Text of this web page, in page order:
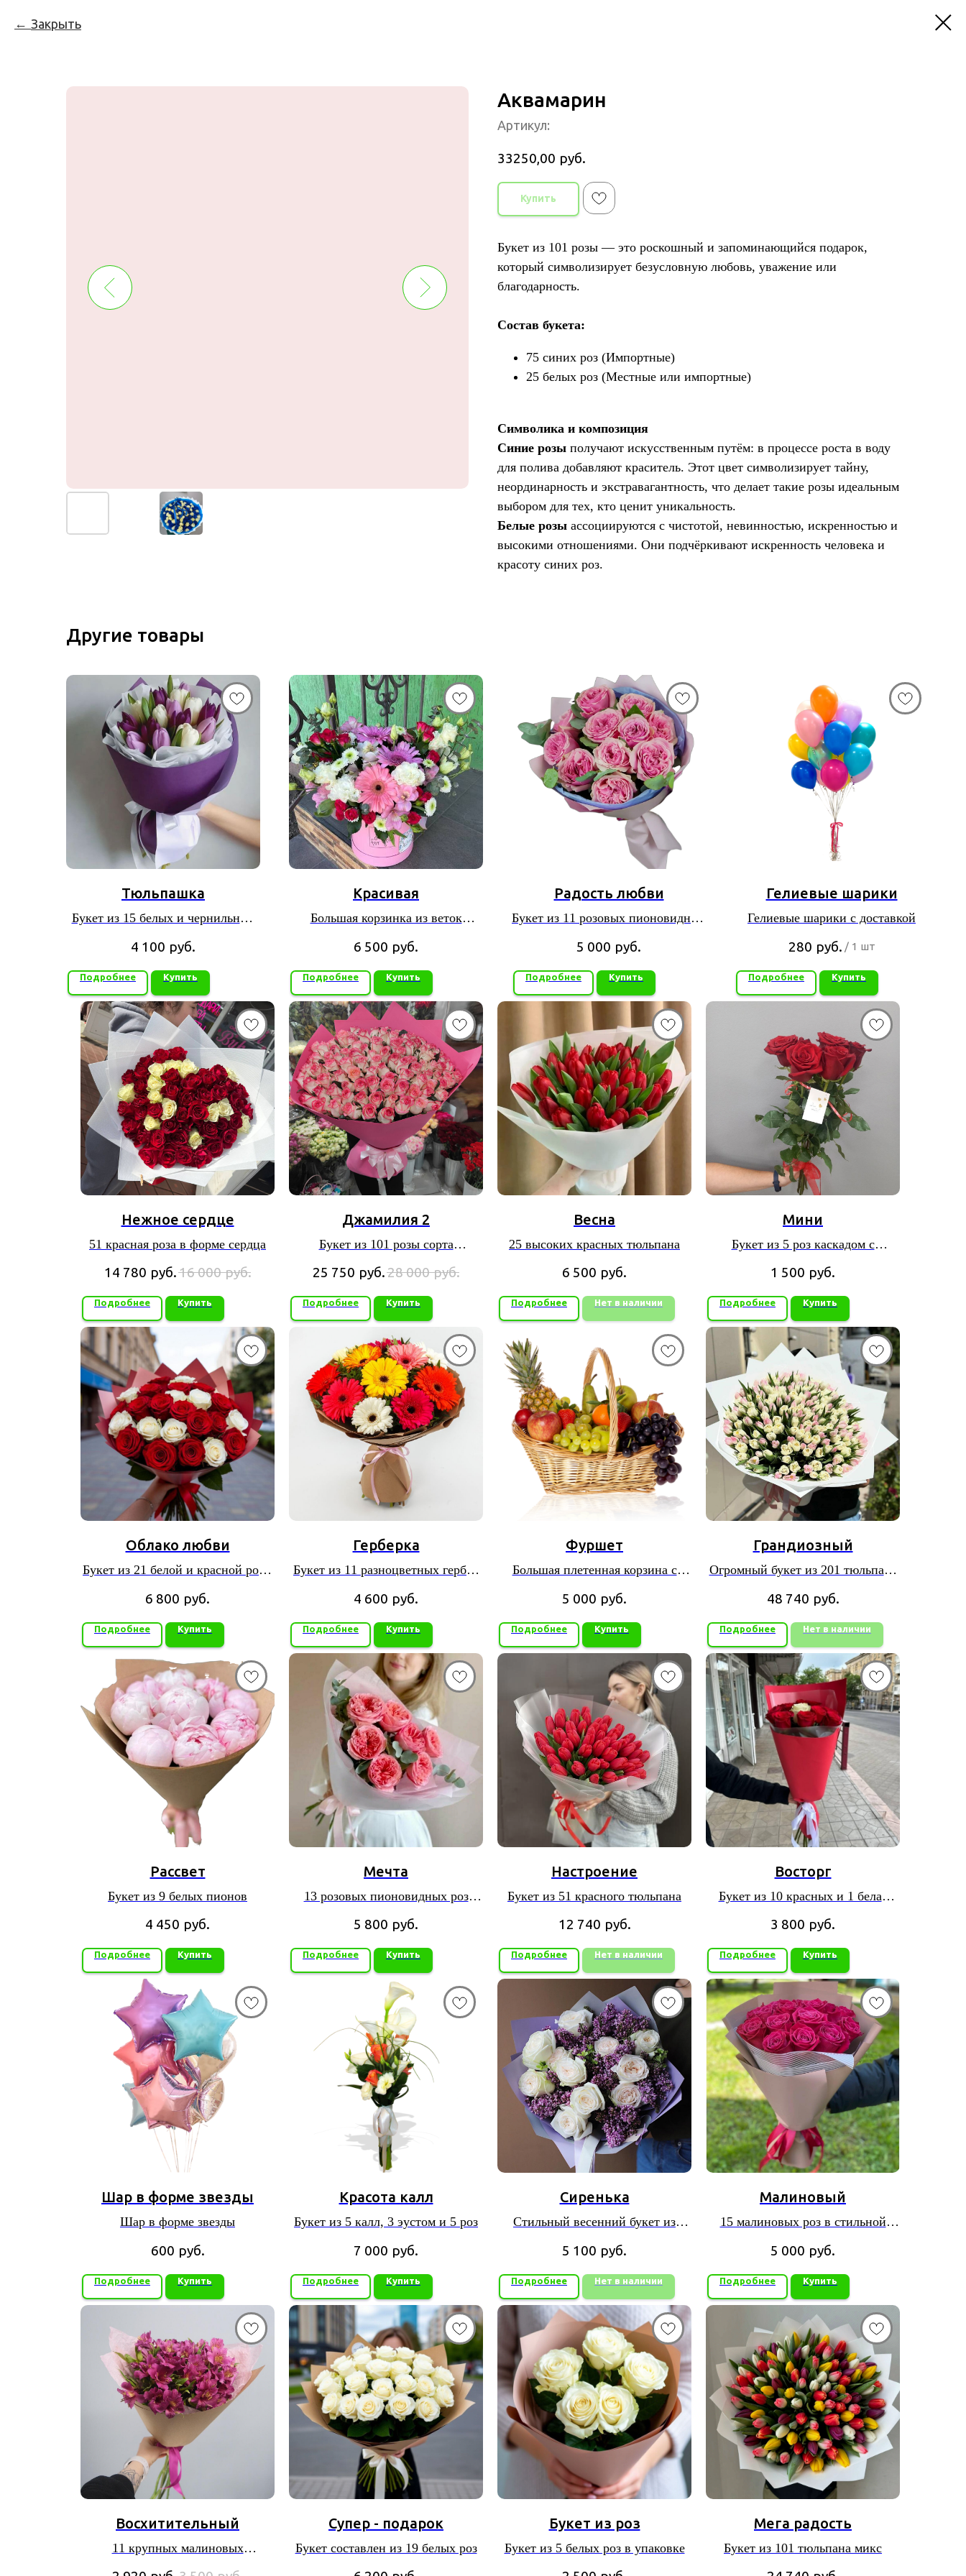
Закрыть
Аквамарин
Артикул:
33250,00 руб.
Купить
Букет из 101 розы — это роскошный и запоминающийся подарок,
который символизирует безусловную любовь, уважение или
благодарность.
Состав букета:
75 синих роз (Импортные)
25 белых роз (Местные или импортные)
Символика и композиция
Синие розы получают искусственным путём: в процессе роста в воду
для полива добавляют краситель. Этот цвет символизирует тайну,
неординарность и экстравагантность, что делает такие розы идеальным
выбором для тех, кто ценит уникальность.
Белые розы ассоциируются с чистотой, невинностью, искренностью и
высокими отношениями. Они подчёркивают искренность человека и
красоту синих роз.
Другие товары
Тюльпашка
Букет из 15 белых и чернильных
4 100 руб.
Подробнее Купить
Красивая
Большая корзинка из веток
ромашек и разных декоративных
элементов
6 500 руб.
Подробнее Купить
Радость любви
Букет из 11 розовых пионовидных
5 000 руб.
Подробнее Купить
Гелиевые шарики
Гелиевые шарики с доставкой
280 руб. / 1 шт
Подробнее Купить
Нежное сердце
51 красная роза в форме сердца
14 780 руб.16 000 руб.
Подробнее Купить
Джамилия 2
Букет из 101 розы сорта
"Джамилия" в белой упаковке
25 750 руб.28 000 руб.
Подробнее Купить
Весна
25 высоких красных тюльпана
6 500 руб.
Подробнее Нет в наличии
Мини
Букет из 5 роз каскадом с
листьями аспедистры
1 500 руб.
Подробнее Купить
Облако любви
Букет из 21 белой и красной розы
в красивой упаковке.
6 800 руб.
Подробнее Купить
Герберка
Букет из 11 разноцветных гербер
в красивой упаковке
4 600 руб.
Подробнее Купить
Фуршет
Большая плетенная корзина с
набором фруктов
5 000 руб.
Подробнее Купить
Грандиозный
Огромный букет из 201 тюльпана
в пышной упаковке
48 740 руб.
Подробнее Нет в наличии
Рассвет
Букет из 9 белых пионов
4 450 руб.
Подробнее Купить
Мечта
13 розовых пионовидных роз
сорта «Лондон Ай» в упаковке из
листов фоамирана
5 800 руб.
Подробнее Купить
Настроение
Букет из 51 красного тюльпана
12 740 руб.
Подробнее Нет в наличии
Восторг
Букет из 10 красных и 1 белая
роза в центре в красной упаковке
3 800 руб.
Подробнее Купить
Шар в форме звезды
Шар в форме звезды
600 руб.
Подробнее Купить
Красота калл
Букет из 5 калл, 3 эустом и 5 роз
7 000 руб.
Подробнее Купить
Сиренька
Стильный весенний букет из
сирени и белых роз
5 100 руб.
Подробнее Нет в наличии
Малиновый
15 малиновых роз в стильной
упаковке
5 000 руб.
Подробнее Купить
Восхитительный
11 крупных малиновых
альстромерий
Супер - подарок
Букет составлен из 19 белых роз
Букет из роз
Букет из 5 белых роз в упаковке
Мега радость
Букет из 101 тюльпана микс